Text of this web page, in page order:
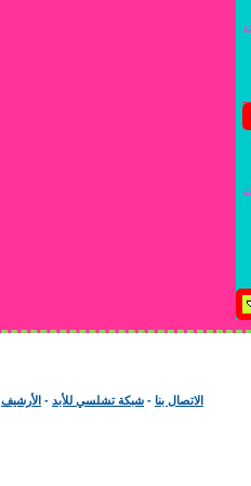
الاتصال بنا - شبكة تشلسي للأبد - الأرشيف